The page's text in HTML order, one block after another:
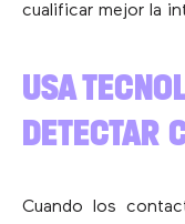
cualificar mejor la
USA
DETECTAR
Cuando los